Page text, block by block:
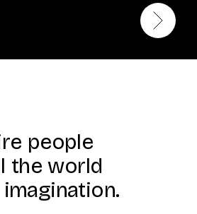
people
the world